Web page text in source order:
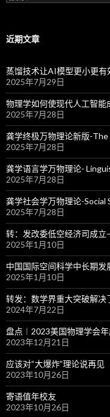
索
近期文章
蒸馏技术让AI模型更小更有
2025年7月29日
物理学如何使现代人工智能
2025年7月28日
龚学终极万物理论新版-
2025年7月28日
龚学语言学万物理论-
2025年7月28日
龚学社会学万物理论-Social
2025年7月28日
转：发改委低空经济司成
2025年1月10日
中国国际空间科学中长期发
2025年1月10日
转发：数学界重大突破解决
2024年7月22日
盘点︱2023美国物理学会
2023年12月21日
应该对“大爆炸”理论说再见
2023年10月26日
寄语值年校友
2023年10月26日